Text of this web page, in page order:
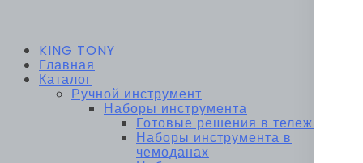
KING TONY
Главная
Каталог
Ручной инструмент
Наборы инструмента
Готовые решения в тележках
Наборы инструмента в
чемоданах